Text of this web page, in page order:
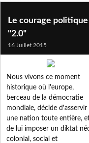
Le courage politique
"2.0"
16 Juillet 2015
Nous vivons ce moment
historique où l'europe,
berceau de la démocratie
mondiale, décide d'asservir
une nation toute entière,
de lui imposer un diktat
colonial, social et